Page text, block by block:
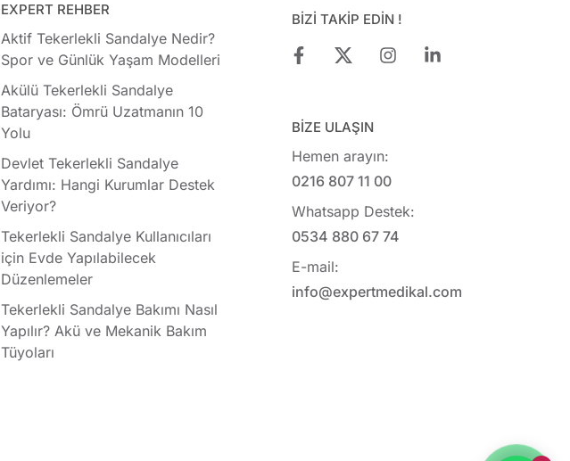
EXPERT REHBER
Aktif Tekerlekli Sandalye Nedir?
Spor ve Günlük Yaşam Modelleri
Akülü Tekerlekli Sandalye
Bataryası: Ömrü Uzatmanın 10
Yolu
Devlet Tekerlekli Sandalye
Yardımı: Hangi Kurumlar Destek
Veriyor?
Tekerlekli Sandalye Kullanıcıları
için Evde Yapılabilecek
Düzenlemeler
Tekerlekli Sandalye Bakımı Nasıl
Yapılır? Akü ve Mekanik Bakım
Tüyoları
BİZİ TAKİP EDİN !
BİZE ULAŞIN
Hemen arayın:
0216 807 11 00
Whatsapp Destek:
0534 880 67 74
E-mail:
info@expertmedikal.com